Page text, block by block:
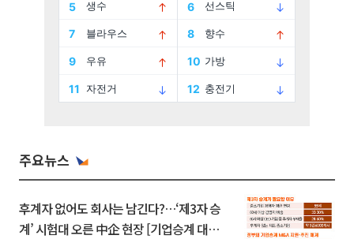
주요뉴스
후계자 없어도 회사는 남긴다?…‘제3자 승
계’ 시험대 오른 中企 현장 [기업승계 대전